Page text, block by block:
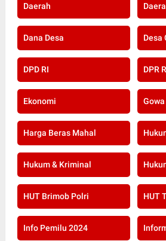
Daerah
Dana Desa Desa
DPD RI DPR
Ekonomi Gowa
Harga Beras Mahal
Hukum & Kriminal
HUT Brimob Polri HUT
Info Pemilu 2024